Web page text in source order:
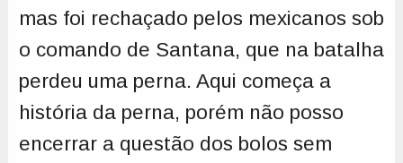
mas foi rechaçado pelos mexicanos sob
o comando de Santana, que na batalha
perdeu uma perna. Aqui começa a
história da perna, porém não posso
encerrar a questão dos bolos sem